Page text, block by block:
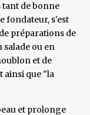
de bonne
fondateur, s'est
préparations de
ou en
et de
ainsi que "la
et prolonge